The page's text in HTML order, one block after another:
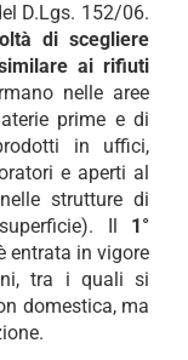
D.Lgs. 152/06.
di scegliere
ai rifiuti
nelle aree
prime e di
in uffici,
e aperti al
strutture di
Il 1°
entrata in vigore
tra i quali si
domestica, ma